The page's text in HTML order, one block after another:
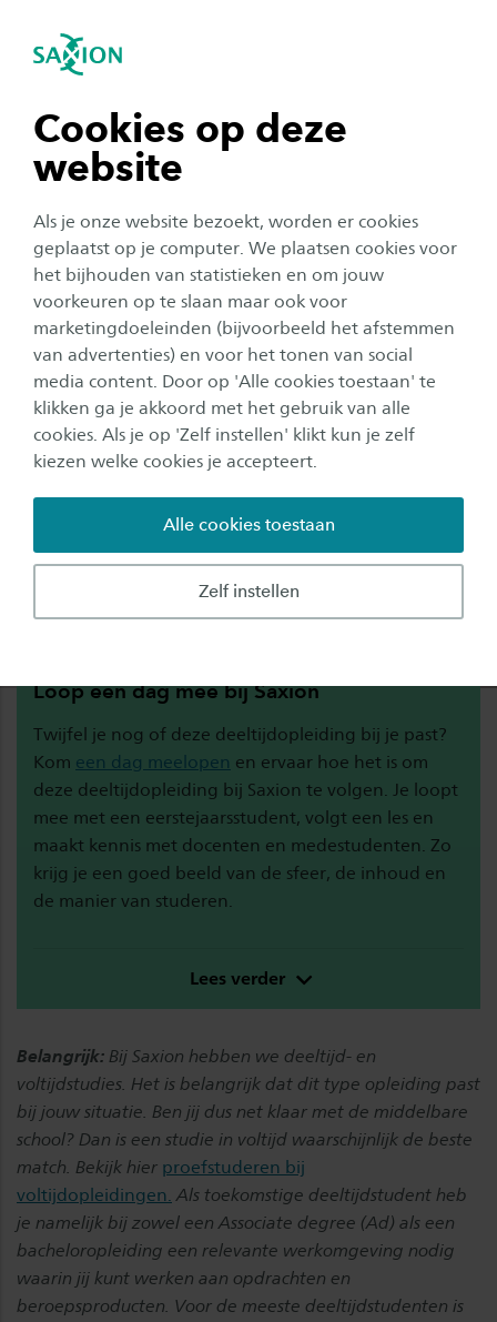
Cookies op deze
website
Als je onze website bezoekt, worden er cookies
geplaatst op je computer. We plaatsen cookies voor
het bijhouden van statistieken en om jouw
voorkeuren op te slaan maar ook voor
marketingdoeleinden (bijvoorbeeld het afstemmen
van advertenties) en voor het tonen van social
media content. Door op 'Alle cookies toestaan' te
klikken ga je akkoord met het gebruik van alle
cookies. Als je op 'Zelf instellen' klikt kun je zelf
kiezen welke cookies je accepteert.
Zelf instellen
Alle cookies toestaan
Navigatie openen
tonen
tonen
tonen
tonen
sluiten
Ad Ondernemerschap en Retail
Subnavigatie tonen
Ad Ondernemerschap en
Retail Management
Is Ad Ondernemerschap en Retail Management
in deeltijd iets voor jou? Meld je eerst eens aan
voor een (online) open avond en maak kennis
met studenten en docenten die je meer kunnen
vertellen over deze opleiding. Heb je al een
open avond bezocht, maar wil je je nog iets
verder verdiepen in deze studie? Kom dan
proefstuderen!
Loop een dag mee bij Saxion
Twijfel je nog of deze deeltijdopleiding bij je past?
Kom een dag meelopen en ervaar hoe het is om
deze deeltijdopleiding bij Saxion te volgen. Je loopt
mee met een eerstejaarsstudent, volgt een les en
maakt kennis met docenten en medestudenten. Zo
krijg je een goed beeld van de sfeer, de inhoud en
de manier van studeren.
Lees verder
Belangrijk: Bij Saxion hebben we deeltijd- en
voltijdstudies. Het is belangrijk dat dit type opleiding past
bij jouw situatie. Ben jij dus net klaar met de middelbare
school? Dan is een studie in voltijd waarschijnlijk de beste
match. Bekijk hier proefstuderen bij
voltijdopleidingen. Als toekomstige deeltijdstudent heb
je namelijk bij zowel een Associate degree (Ad) als een
bacheloropleiding een relevante werkomgeving nodig
waarin jij kunt werken aan opdrachten en
beroepsproducten. Voor de meeste deeltijdstudenten is